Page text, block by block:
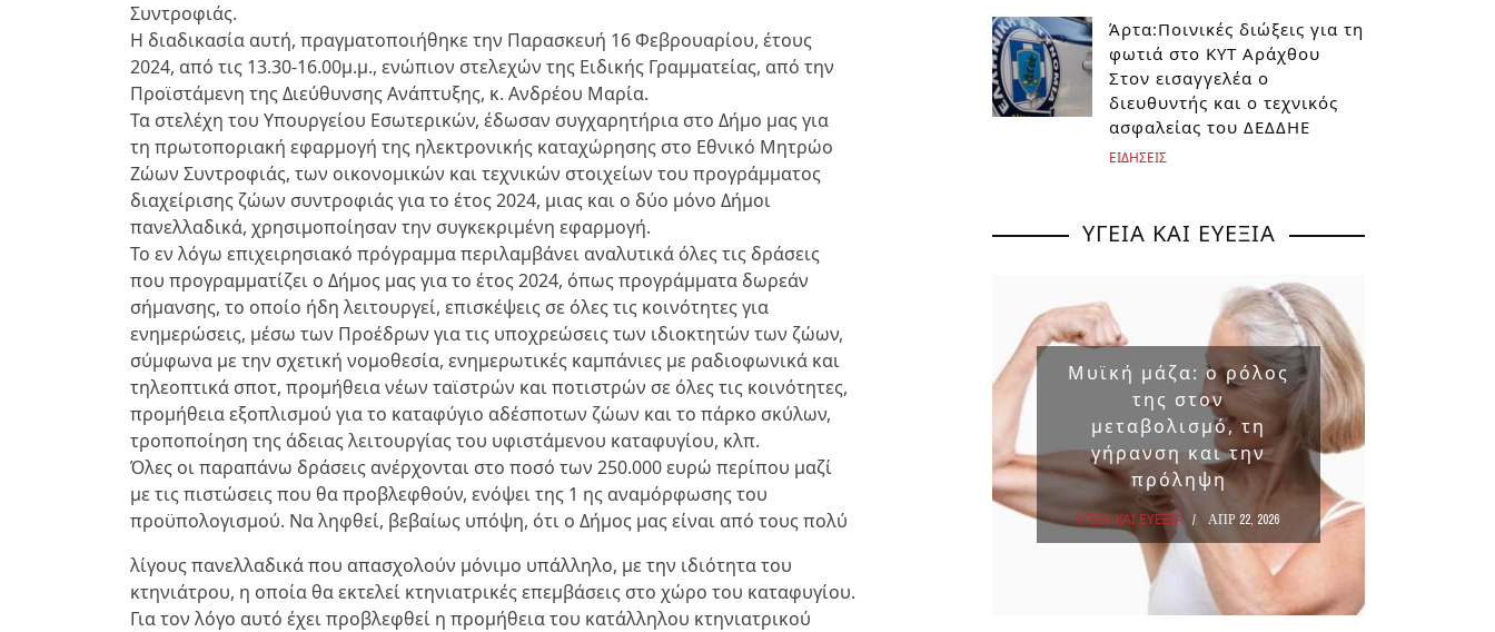
Συντροφιάς.
Η διαδικασία αυτή, πραγματοποιήθηκε την Παρασκευή 16 Φεβρουαρίου, έτους
2024, από τις 13.30-16.00μ.μ., ενώπιον στελεχών της Ειδικής Γραμματείας, από την
Προϊστάμενη της Διεύθυνσης Ανάπτυξης, κ. Ανδρέου Μαρία.
Τα στελέχη του Υπουργείου Εσωτερικών, έδωσαν συγχαρητήρια στο Δήμο μας για
τη πρωτοποριακή εφαρμογή της ηλεκτρονικής καταχώρησης στο Εθνικό Μητρώο
Ζώων Συντροφιάς, των οικονομικών και τεχνικών στοιχείων του προγράμματος
διαχείρισης ζώων συντροφιάς για το έτος 2024, μιας και ο δύο μόνο Δήμοι
πανελλαδικά, χρησιμοποίησαν την συγκεκριμένη εφαρμογή.
Το εν λόγω επιχειρησιακό πρόγραμμα περιλαμβάνει αναλυτικά όλες τις δράσεις
που προγραμματίζει ο Δήμος μας για το έτος 2024, όπως προγράμματα δωρεάν
σήμανσης, το οποίο ήδη λειτουργεί, επισκέψεις σε όλες τις κοινότητες για
ενημερώσεις, μέσω των Προέδρων για τις υποχρεώσεις των ιδιοκτητών των ζώων,
σύμφωνα με την σχετική νομοθεσία, ενημερωτικές καμπάνιες με ραδιοφωνικά και
τηλεοπτικά σποτ, προμήθεια νέων ταϊστρών και ποτιστρών σε όλες τις κοινότητες,
προμήθεια εξοπλισμού για το καταφύγιο αδέσποτων ζώων και το πάρκο σκύλων,
τροποποίηση της άδειας λειτουργίας του υφιστάμενου καταφυγίου, κλπ.
Όλες οι παραπάνω δράσεις ανέρχονται στο ποσό των 250.000 ευρώ περίπου μαζί
με τις πιστώσεις που θα προβλεφθούν, ενόψει της 1 ης αναμόρφωσης του
προϋπολογισμού. Να ληφθεί, βεβαίως υπόψη, ότι ο Δήμος μας είναι από τους πολύ
λίγους πανελλαδικά που απασχολούν μόνιμο υπάλληλο, με την ιδιότητα του
κτηνιάτρου, η οποία θα εκτελεί κτηνιατρικές επεμβάσεις στο χώρο του καταφυγίου.
Για τον λόγο αυτό έχει προβλεφθεί η προμήθεια του κατάλληλου κτηνιατρικού
Άρτα:Ποινικές διώξεις για τη
φωτιά στο ΚΥΤ Αράχθου
Στον εισαγγελέα ο
διευθυντής και ο τεχνικός
ασφαλείας του ΔΕΔΔΗΕ
ΕΙΔΗΣΕΙΣ
ΥΓΕΙΑ ΚΑΙ ΕΥΕΞΙΑ
ΟΛΑ ΟΣΑ ΠΡΕΠΕΙ ΝΑ
ΞΕΡΕΤΕ ΓΙΑ ΤΗ
ΒΕΡΒΕΡΙΝΗ
ΥΓΕΙΑ ΚΑΙ ΕΥΕΞΙΑ
Μυϊκή μάζα: ο ρόλος
της στον
μεταβολισμό, τη
γήρανση και την
πρόληψη
ΥΓΕΙΑ ΚΑΙ ΕΥΕΞΙΑ ΑΠΡ 22, 2026